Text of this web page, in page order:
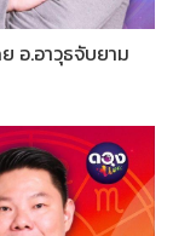
อ.อาวุธจับยาม